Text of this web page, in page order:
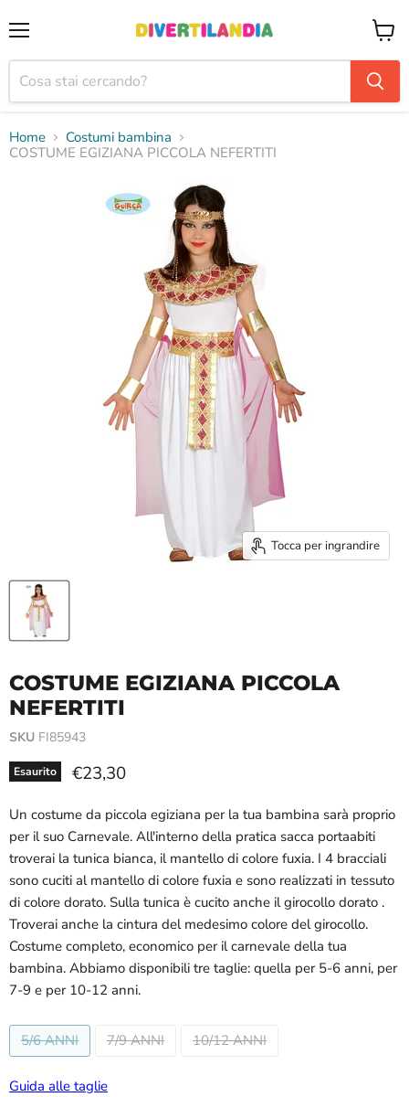
il
Home
Costumi bambina
COSTUME EGIZIANA PICCOLA NEFERTITI
Tocca per ingrandire
COSTUME EGIZIANA PICCOLA
NEFERTITI
SKU FI85943
Esaurito Prezzo attuale
€23,30
Un costume da piccola egiziana per la tua bambina sarà proprio
per il suo Carnevale. All'interno della pratica sacca portaabiti
troverai la tunica bianca, il mantello di colore fuxia. I 4 bracciali
sono cuciti al mantello di colore fuxia e sono realizzati in tessuto
di colore dorato. Sulla tunica è cucito anche il girocollo dorato .
Troverai anche la cintura del medesimo colore del girocollo.
Costume completo, economico per il carnevale della tua
bambina. Abbiamo disponibili tre taglie: quella per 5-6 anni, per
7-9 e per 10-12 anni.
5/6 ANNI 7/9 ANNI 10/12 ANNI
Guida alle taglie